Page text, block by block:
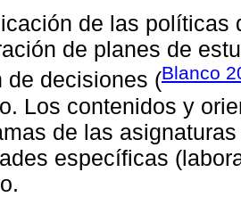
de las
de planes de
de decisiones (Blanco
Los contenidos y
de las
específicas